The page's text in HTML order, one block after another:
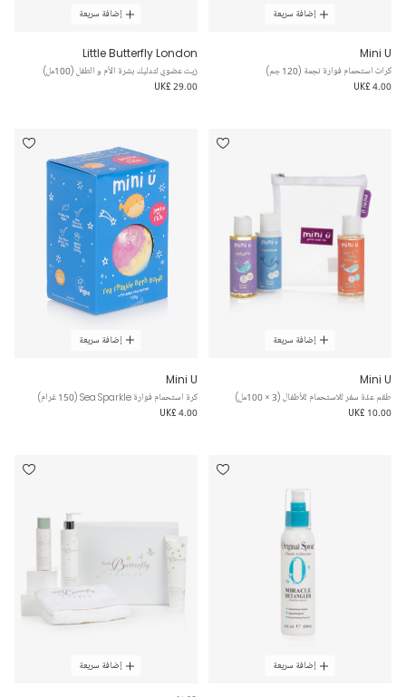
إضافة سريعة
Mini U
كرات استحمام فوارة نجمة (120 جم)
UK£ 4.00
إضافة سريعة
Little Butterfly London
زيت عضوي لتدليك بشرة الأم و الطفل (100مل)
UK£ 29.00
إضافة سريعة
Mini U
طقم عدّة سفر للاستحمام للأطفال (3 × 100مل)
UK£ 10.00
إضافة سريعة
Mini U
كرة استحمام فوارة Sea Sparkle (150 غرام)
UK£ 4.00
إضافة سريعة إضافة سريعة